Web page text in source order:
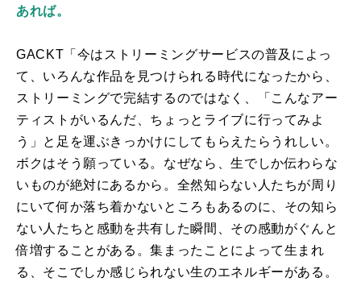
あれば。
GACKT「今はストリーミングサービスの普及によっ
て、いろんな作品を見つけられる時代になったから、
ストリーミングで完結するのではなく、「こんなアー
ティストがいるんだ、ちょっとライブに行ってみよ
う」と足を運ぶきっかけにしてもらえたらうれしい。
ボクはそう願っている。なぜなら、生でしか伝わらな
いものが絶対にあるから。全然知らない人たちが周り
にいて何か落ち着かないところもあるのに、その知ら
ない人たちと感動を共有した瞬間、その感動がぐんと
倍増することがある。集まったことによって生まれ
る、そこでしか感じられない生のエネルギーがある。